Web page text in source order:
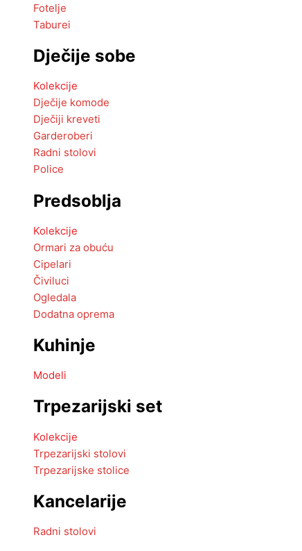
Fotelje
Taburei
Dječije sobe
Kolekcije
Dječije komode
Dječiji kreveti
Garderoberi
Radni stolovi
Police
Predsoblja
Kolekcije
Ormari za obuću
Cipelari
Čiviluci
Ogledala
Dodatna oprema
Kuhinje
Modeli
Trpezarijski set
Kolekcije
Trpezarijski stolovi
Trpezarijske stolice
Kancelarije
Radni stolovi